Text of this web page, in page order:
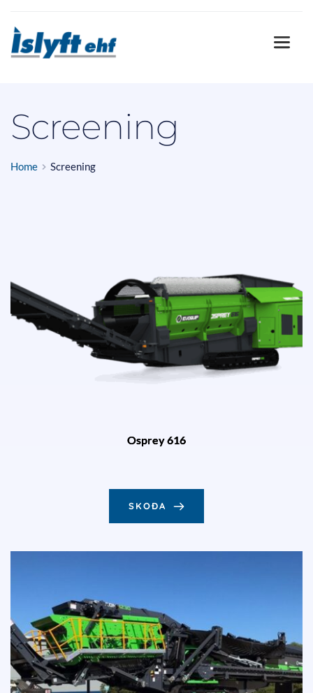
Screening
Home Screening
Osprey 616
SKOÐA